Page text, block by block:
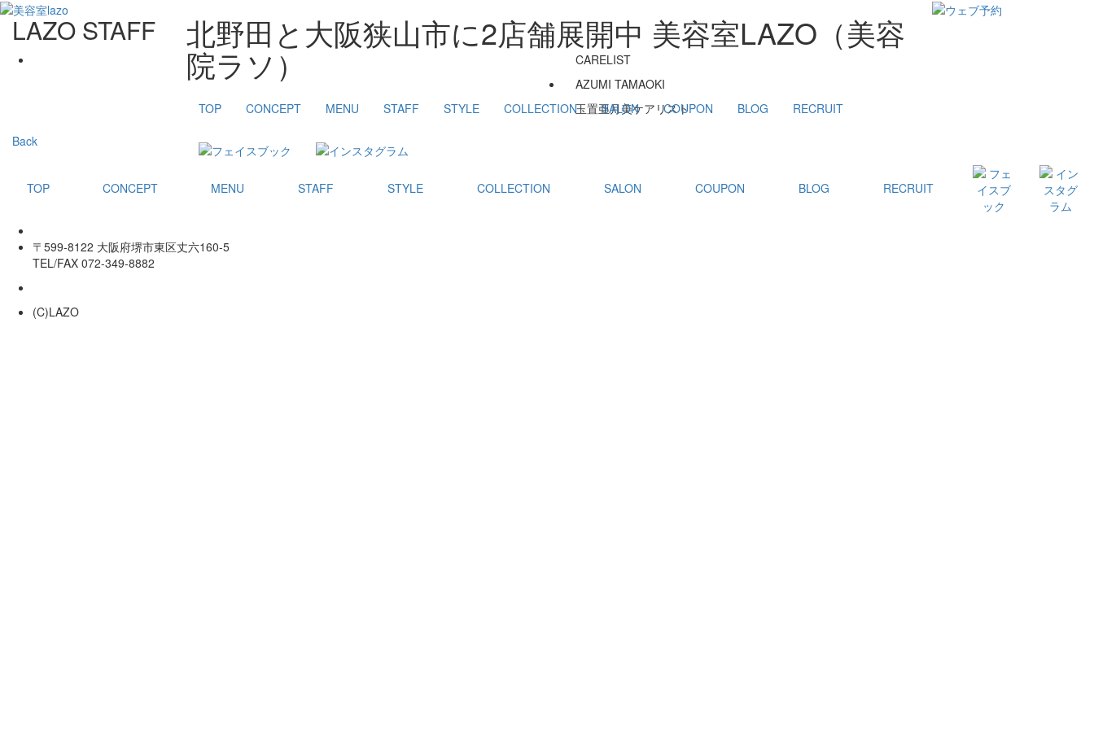
北野田と大阪狭山市に2店舗展開中 美容室LAZO（美容
院ラソ）
TOP CONCEPT MENU STAFF STYLE COLLECTION SALON COUPON BLOG RECRUIT
LAZO STAFF
CARELIST
AZUMI TAMAOKI
玉置亜月美ケアリスト
Back
TOP CONCEPT MENU STAFF STYLE COLLECTION SALON COUPON BLOG RECRUIT
〒599-8122 大阪府堺市東区丈六160-5
TEL/FAX 072-349-8882
(C)LAZO